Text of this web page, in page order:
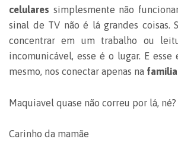
celulares simplesmente não
sinal de TV não é lá grandes coisas.
concentrar em um trabalho ou
incomunicável, esse é o lugar. E esse
mesmo, nos conectar apenas na família
Maquiavel quase não correu por lá, né?
Carinho da mamãe